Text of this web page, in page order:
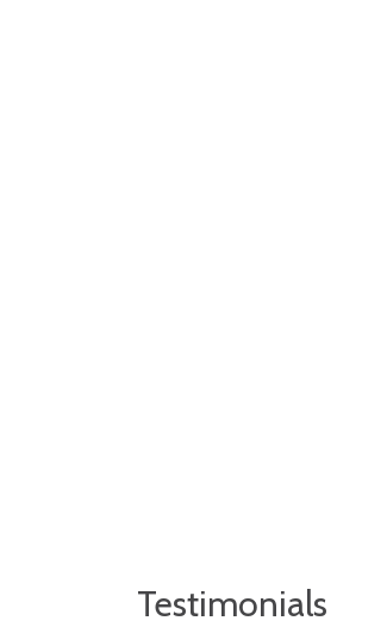
Testimonials